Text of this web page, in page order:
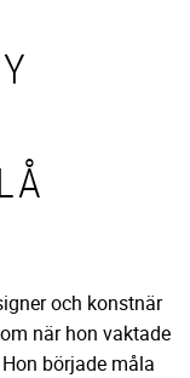
och konstnär
när hon vaktade
började måla